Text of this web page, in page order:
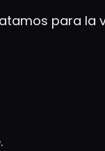
para